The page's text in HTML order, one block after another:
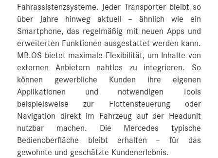
Fahrassistenzsysteme. Jeder Transporter bleibt so
über Jahre hinweg aktuell – ähnlich wie ein
Smartphone, das regelmäßig mit neuen Apps und
erweiterten Funktionen ausgestattet werden kann.
MB.OS bietet maximale Flexibilität, um Inhalte von
externen Anbietern nahtlos zu integrieren. So
können gewerbliche Kunden ihre eigenen
Applikationen und notwendigen Tools
beispielsweise zur Flottensteuerung oder
Navigation direkt im Fahrzeug auf der Headunit
nutzbar machen. Die Mercedes typische
Bedienoberfläche bleibt erhalten – für das
gewohnte und geschätzte Kundenerlebnis.